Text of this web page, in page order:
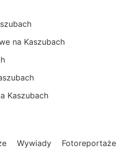
na Kaszubach
Kaszubach
Wywiady
Fotoreportaże